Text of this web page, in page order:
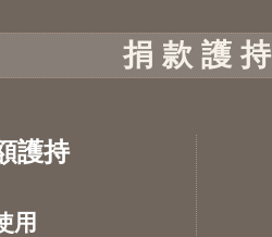
捐 款 護 持
護持
用